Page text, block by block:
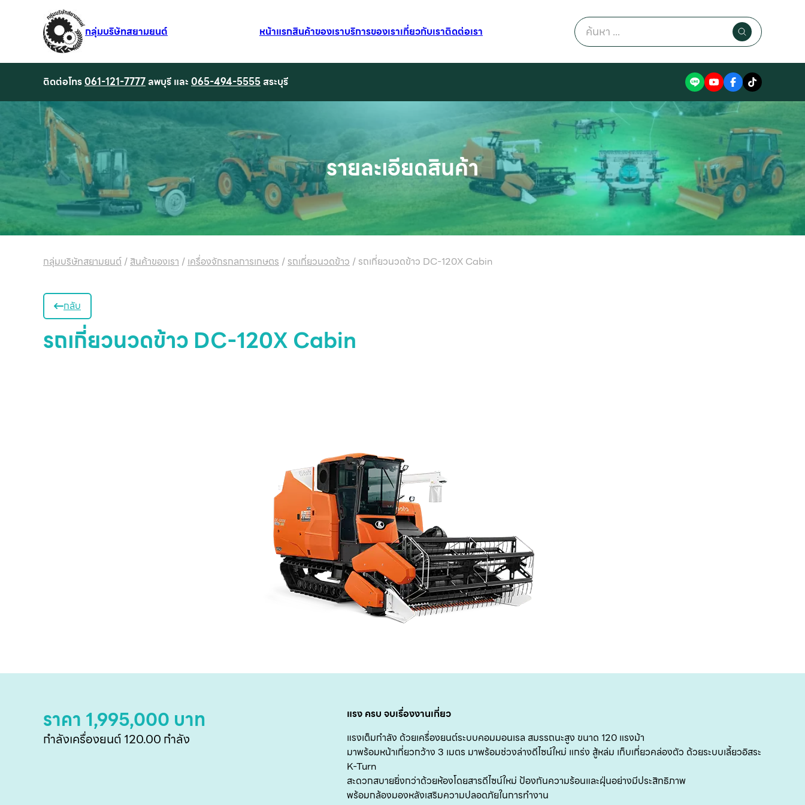
กลุ่มบริษัทสยามยนต์ หน้าแรกสินค้าของเราบริการของเราเกี่ยวกับเราติดต่อเรา
Search
for:
ติดต่อโทร061-121-7777 ลพบุรี และ 065-494-5555 สระบุรี
รายละเอียดสินค้า
กลุ่มบริษัทสยามยนต์ /สินค้าของเรา /เครื่องจักรกลการเกษตร /รถเกี่ยวนวดข้าว / รถเกี่ยวนวดข้าว DC-120X Cabin
กลับ
รถเกี่ยวนวดข้าว DC-120X Cabin
ราคา 1,995,000 บาท
กำลังเครื่องยนต์ 120.00 กำลัง
แรง ครบ จบเรื่องงานเกี่ยว
แรงเต็มกำลัง ด้วยเครื่องยนต์ระบบคอมมอนเรล สมรรถนะสูง ขนาด 120 แรงม้า
มาพร้อมหน้าเกี่ยวกว้าง 3 เมตร มาพร้อมช่วงล่างดีไซน์ใหม่ แกร่ง สู้หล่ม เก็บเกี่ยวคล่องตัว ด้วยระบบเลี้ยวอิสระ
K-Turn
สะดวกสบายยิ่งกว่าด้วยห้องโดยสารดีไซน์ใหม่ ป้องกันความร้อนและฝุ่นอย่างมีประสิทธิภาพ
พร้อมกล้องมองหลังเสริมความปลอดภัยในการทำงาน
สิ